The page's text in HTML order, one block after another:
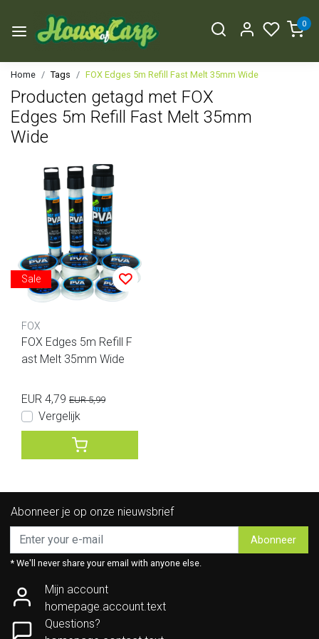
0
Home Tags FOX Edges 5m Refill Fast Melt 35mm Wide
Producten getagd met FOX
Edges 5m Refill Fast Melt 35mm
Wide
Sale
FOX
FOX Edges 5m Refill F
ast Melt 35mm Wide
EUR 4,79 EUR 5,99
Vergelijk
Abonneer je op onze nieuwsbrief
Abonneer
* We'll never share your email with anyone else.
Mijn account
homepage.account.text
Questions?